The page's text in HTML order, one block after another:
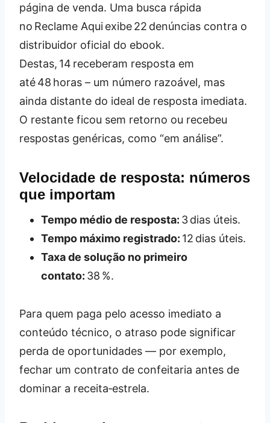
página de venda. Uma busca rápida
no Reclame Aqui exibe 22 denúncias contra o
distribuidor oficial do ebook.
Destas, 14 receberam resposta em
até 48 horas – um número razoável, mas
ainda distante do ideal de resposta imediata.
O restante ficou sem retorno ou recebeu
respostas genéricas, como “em análise”.
Velocidade de resposta: números
que importam
Tempo médio de resposta: 3 dias úteis.
Tempo máximo registrado: 12 dias úteis.
Taxa de solução no primeiro
contato: 38 %.
Para quem paga pelo acesso imediato a
conteúdo técnico, o atraso pode significar
perda de oportunidades — por exemplo,
fechar um contrato de confeitaria antes de
dominar a receita‑estrela.